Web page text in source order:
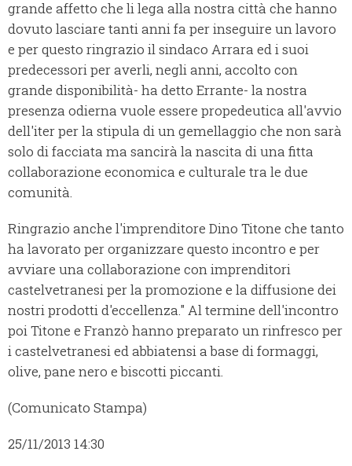
grande affetto che li lega alla nostra città che hanno
dovuto lasciare tanti anni fa per inseguire un lavoro
e per questo ringrazio il sindaco Arrara ed i suoi
predecessori per averli, negli anni, accolto con
grande disponibilità- ha detto Errante- la nostra
presenza odierna vuole essere propedeutica all'avvio
dell'iter per la stipula di un gemellaggio che non sarà
solo di facciata ma sancirà la nascita di una fitta
collaborazione economica e culturale tra le due
comunità.
Ringrazio anche l'imprenditore Dino Titone che tanto
ha lavorato per organizzare questo incontro e per
avviare una collaborazione con imprenditori
castelvetranesi per la promozione e la diffusione dei
nostri prodotti d'eccellenza." Al termine dell'incontro
poi Titone e Franzò hanno preparato un rinfresco per
i castelvetranesi ed abbiatensi a base di formaggi,
olive, pane nero e biscotti piccanti.
(Comunicato Stampa)
25/11/2013 14:30